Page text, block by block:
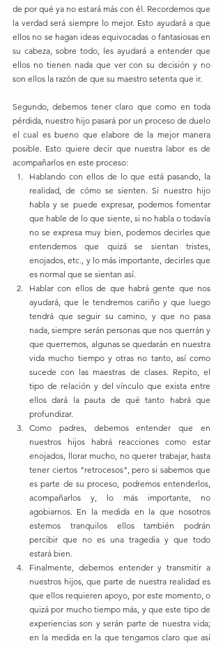
de por qué ya no estará más con él. Recordemos que
la verdad será siempre lo mejor. Esto ayudará a que
ellos no se hagan ideas equivocadas o fantasiosas en
su cabeza, sobre todo, les ayudará a entender que
ellos no tienen nada que ver con su decisión y no
son ellos la razón de que su maestro setenta que ir.
Segundo, debemos tener claro que como en toda
pérdida, nuestro hijo pasará por un proceso de duelo
el cual es bueno que elabore de la mejor manera
posible. Esto quiere decir que nuestra labor es de
acompañarlos en este proceso:
Hablando con ellos de lo que está pasando, la
realidad, de cómo se sienten. Si nuestro hijo
habla y se puede expresar, podemos fomentar
que hable de lo que siente, si no habla o todavía
no se expresa muy bien, podemos decirles que
entendemos que quizá se sientan tristes,
enojados, etc., y lo más importante, decirles que
es normal que se sientan así.
Hablar con ellos de que habrá gente que nos
ayudará, que le tendremos cariño y que luego
tendrá que seguir su camino, y que no pasa
nada, siempre serán personas que nos querrán y
que querremos, algunas se quedarán en nuestra
vida mucho tiempo y otras no tanto, así como
sucede con las maestras de clases. Repito, el
tipo de relación y del vínculo que exista entre
ellos dará la pauta de qué tanto habrá que
profundizar.
Como padres, debemos entender que en
nuestros hijos habrá reacciones como estar
enojados, llorar mucho, no querer trabajar, hasta
tener ciertos "retrocesos", pero si sabemos que
es parte de su proceso, podremos entenderlos,
acompañarlos y, lo más importante, no
agobiarnos. En la medida en la que nosotros
estemos tranquilos ellos también podrán
percibir que no es una tragedia y que todo
estará bien.
Finalmente, debemos entender y transmitir a
nuestros hijos, que parte de nuestra realidad es
que ellos requieren apoyo, por este momento, o
quizá por mucho tiempo más, y que este tipo de
experiencias son y serán parte de nuestra vida;
en la medida en la que tengamos claro que así